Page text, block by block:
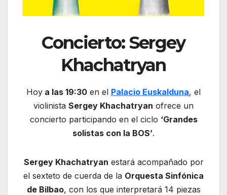
Concierto: Sergey
Khachatryan
Hoy a las 19:30 en el Palacio Euskalduna, el
violinista Sergey Khachatryan ofrece un
concierto participando en el ciclo ‘Grandes
solistas con la BOS’.
Sergey Khachatryan estará acompañado por
el sexteto de cuerda de la Orquesta Sinfónica
de Bilbao, con los que interpretará 14 piezas